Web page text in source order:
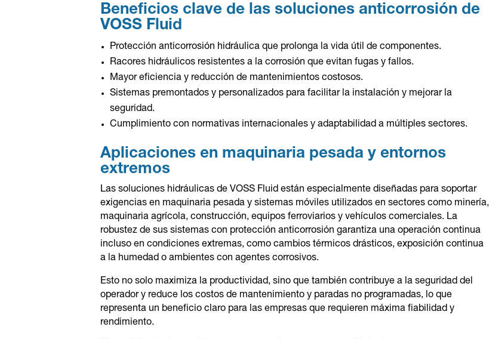
Beneficios clave de las soluciones anticorrosión de
VOSS Fluid
Protección anticorrosión hidráulica que prolonga la vida útil de componentes.
Racores hidráulicos resistentes a la corrosión que evitan fugas y fallos.
Mayor eficiencia y reducción de mantenimientos costosos.
Sistemas premontados y personalizados para facilitar la instalación y mejorar la
seguridad.
Cumplimiento con normativas internacionales y adaptabilidad a múltiples sectores.
Aplicaciones en maquinaria pesada y entornos
extremos
Las soluciones hidráulicas de VOSS Fluid están especialmente diseñadas para soportar
exigencias en maquinaria pesada y sistemas móviles utilizados en sectores como minería,
maquinaria agrícola, construcción, equipos ferroviarios y vehículos comerciales. La
robustez de sus sistemas con protección anticorrosión garantiza una operación continua
incluso en condiciones extremas, como cambios térmicos drásticos, exposición continua
a la humedad o ambientes con agentes corrosivos.
Esto no solo maximiza la productividad, sino que también contribuye a la seguridad del
operador y reduce los costos de mantenimiento y paradas no programadas, lo que
representa un beneficio claro para las empresas que requieren máxima fiabilidad y
rendimiento.